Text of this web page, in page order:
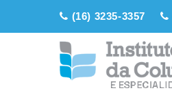
(16) 3235-3357